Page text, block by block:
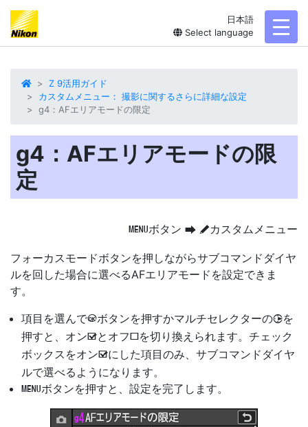
日本語
Select language
Z 9活用ガイド
カスタムメニュー： 撮影に関するさらに詳細な設定
g4：AFエリアモードの限定
g4：AFエリアモードの限
定
Gボタン U Aカスタムメニュー
フォーカスモードボタンを押しながらサブコマンドダイヤ
ルを回した場合に選べるAFエリアモードを設定できま
す。
項目を選んでJボタンを押すかマルチセレクターの2を
押すと、オンMとオフUを切り換えられます。チェック
ボックスをオンMにした項目のみ、サブコマンドダイヤ
ルで選べるようになります。
Gボタンを押すと、設定を完了します。